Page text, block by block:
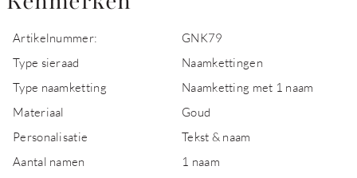
Artikelnummer:
GNK79
Type sieraad
Naamkettingen
Type naamketting
Naamketting met 1 naam
Materiaal
Goud
Personalisatie
Tekst & naam
Aantal namen
1 naam